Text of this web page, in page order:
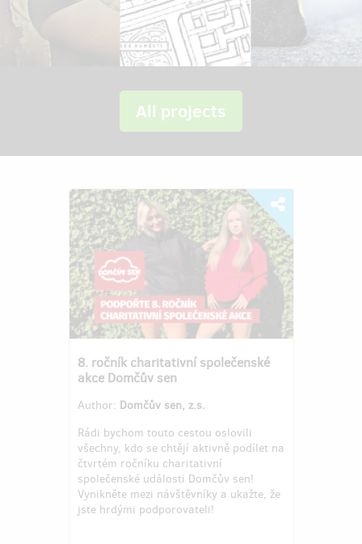
All projects
8. ročník charitativní společenské
akce Domčův sen
Author: Domčův sen, z.s.
Rádi bychom touto cestou oslovili
všechny, kdo se chtějí aktivně podílet na
čtvrtém ročníku charitativní
společenské události Domčův sen!
Vynikněte mezi návštěvníky a ukažte, že
jste hrdými podporovateli!